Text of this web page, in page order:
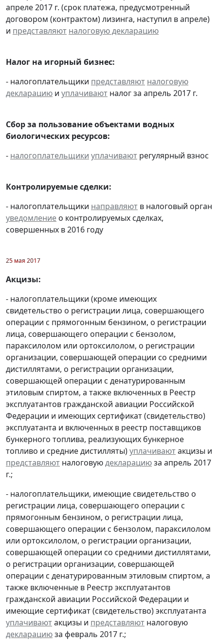
апреле 2017 г. (срок платежа, предусмотренный
договором (контрактом) лизинга, наступил в апреле)
и представляют налоговую декларацию
Налог на игорный бизнес:
- налогоплательщики представляют налоговую
декларацию и уплачивают налог за апрель 2017 г.
Сбор за пользование объектами водных
биологических ресурсов:
- налогоплательщики уплачивают регулярный взнос
Контролируемые сделки:
- налогоплательщики направляют в налоговый орган
уведомление о контролируемых сделках,
совершенных в 2016 году
25 мая 2017
Акцизы:
- налогоплательщики (кроме имеющих
свидетельство о регистрации лица, совершающего
операции с прямогонным бензином, о регистрации
лица, совершающего операции с бензолом,
параксилолом или ортоксилолом, о регистрации
организации, совершающей операции со средними
дистиллятами, о регистрации организации,
совершающей операции с денатурированным
этиловым спиртом, а также включенных в Реестр
эксплуатантов гражданской авиации Российской
Федерации и имеющих сертификат (свидетельство)
эксплуатанта и включенных в реестр поставщиков
бункерного топлива, реализующих бункерное
топливо и средние дистилляты)уплачиваютакцизы и
представляют налоговуюдекларациюза апрель 2017
г.;
- налогоплательщики, имеющие свидетельство о
регистрации лица, совершающего операции с
прямогонным бензином, о регистрации лица,
совершающего операции с бензолом, параксилолом
или ортоксилолом, о регистрации организации,
совершающей операции со средними дистиллятами,
о регистрации организации, совершающей
операции с денатурированным этиловым спиртом, а
также включенные в Реестр эксплуатантов
гражданской авиации Российской Федерации и
имеющие сертификат (свидетельство) эксплуатанта
уплачиваютакцизы и представляют налоговую
декларациюза февраль 2017 г.;